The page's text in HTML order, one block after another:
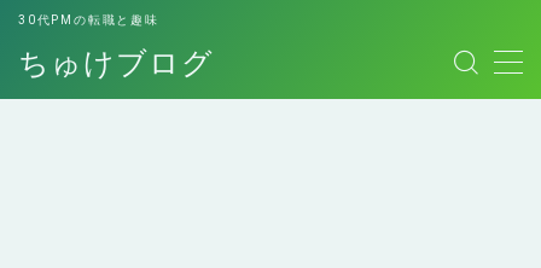
ちゅけブログ
30代PMの転職と趣味
MENU